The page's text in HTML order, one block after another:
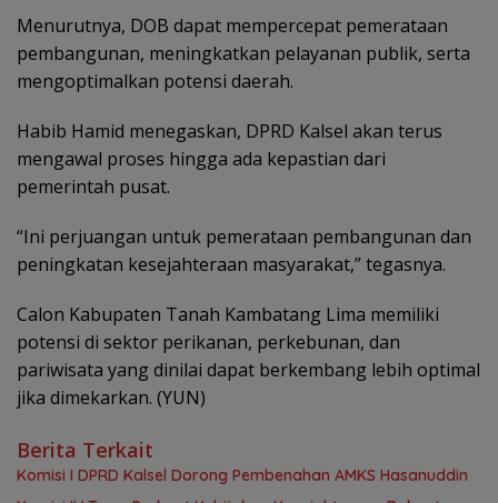
‎Menurutnya, DOB dapat mempercepat pemerataan
pembangunan, meningkatkan pelayanan publik, serta
mengoptimalkan potensi daerah.
‎Habib Hamid menegaskan, DPRD Kalsel akan terus
mengawal proses hingga ada kepastian dari
pemerintah pusat.
‎“Ini perjuangan untuk pemerataan pembangunan dan
peningkatan kesejahteraan masyarakat,” tegasnya.
‎Calon Kabupaten Tanah Kambatang Lima memiliki
potensi di sektor perikanan, perkebunan, dan
pariwisata yang dinilai dapat berkembang lebih optimal
jika dimekarkan. (YUN)
Berita Terkait
Komisi I DPRD Kalsel Dorong Pembenahan AMKS Hasanuddin